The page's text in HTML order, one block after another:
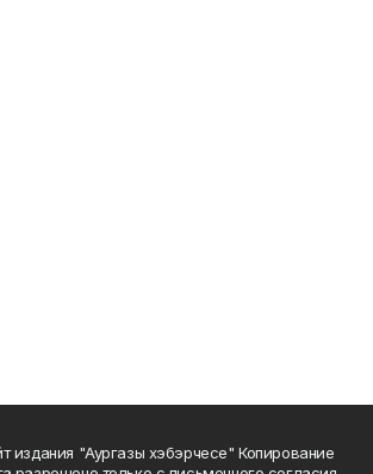
издания "Аургазы хэбэрчесе" Копирование